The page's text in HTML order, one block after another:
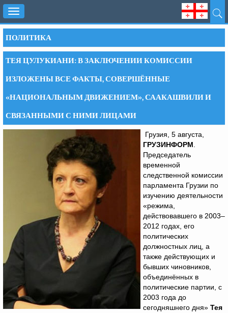
Toggle
navigation
ПОЛИТИКА
ТЕЯ ЦУЛУКИАНИ: В ЗАКЛЮЧЕНИИ КОМИССИИ
ИЗЛОЖЕНЫ ВСЕ ФАКТЫ, СОВЕРШЁННЫЕ
«НАЦИОНАЛЬНЫМ ДВИЖЕНИЕМ», СААКАШВИЛИ И
СВЯЗАННЫМИ С НИМИ ЛИЦАМИ
Грузия, 5 августа,
ГРУЗИНФОРМ
Председатель
временной
следственной комиссии
парламента Грузии по
изучению деятельности
«режима,
действовавшего в 2003–
2012 годах, его
политических
должностных лиц, а
также действующих и
бывших чиновников,
объединённых в
политические партии, с
2003 года до
сегодняшнего дня» Тея